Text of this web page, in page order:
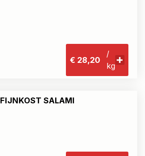
€ 28,20
/
kg
FIJNKOST SALAMI